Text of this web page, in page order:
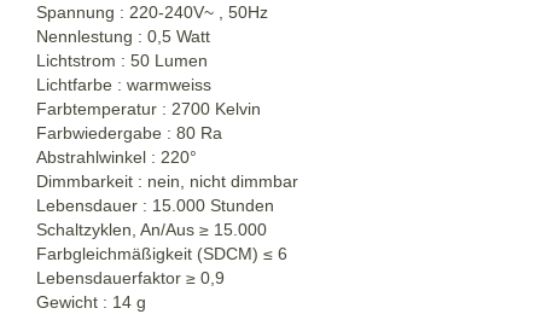
Spannung : 220-240V~ , 50Hz
Nennlestung : 0,5 Watt
Lichtstrom : 50 Lumen
Lichtfarbe : warmweiss
Farbtemperatur : 2700 Kelvin
Farbwiedergabe : 80 Ra
Abstrahlwinkel : 220°
Dimmbarkeit : nein, nicht dimmbar
Lebensdauer : 15.000 Stunden
Schaltzyklen, An/Aus ≥ 15.000
Farbgleichmäßigkeit (SDCM) ≤ 6
Lebensdauerfaktor ≥ 0,9
Gewicht : 14 g